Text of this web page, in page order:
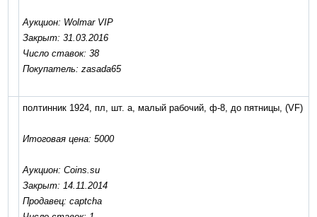
Аукцион: Wolmar VIP
Закрыт: 31.03.2016
Число ставок: 38
Покупатель: zasada65
полтинник 1924, пл, шт. а, малый рабочий, ф-8, до пятницы, (VF)
Итоговая цена: 5000
Аукцион: Coins.su
Закрыт: 14.11.2014
Продавец: captcha